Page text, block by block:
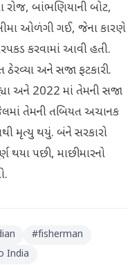
બાંભણિયાની બોટ,
ઓળંગી ગઈ, જેના કારણે
કરવામાં આવી હતી.
ઠેરવ્યા અને સજા ફટકારી.
અને 2022 માં તેમની સજા
તેમની તબિયત અચાનક
મૃત્યુ થયું. બંને સરકારો
થયા પછી, માછીમારનો
#fisherman
India